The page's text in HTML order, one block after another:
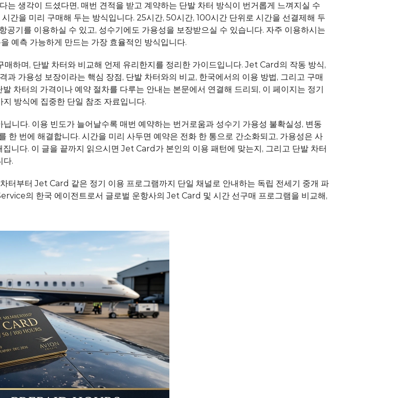
는 생각이 드셨다면, 매번 견적을 받고 계약하는 단발 차터 방식이 번거롭게 느껴지실 수
간을 미리 구매해 두는 방식입니다. 25시간, 50시간, 100시간 단위로 시간을 선결제해 두
공기를 이용하실 수 있고, 성수기에도 가용성을 보장받으실 수 있습니다. 자주 이용하시는
예측 가능하게 만드는 가장 효율적인 방식입니다.
하며, 단발 차터와 비교해 언제 유리한지를 정리한 가이드입니다. Jet Card의 작동 방식,
과 가용성 보장이라는 핵심 장점, 단발 차터와의 비교, 한국에서의 이용 방법, 그리고 구매
차터의 가격이나 예약 절차를 다루는 안내는 본문에서 연결해 드리되, 이 페이지는 정기
방식에 집중한 단일 참조 자료입니다.
니다. 이용 빈도가 늘어날수록 매번 예약하는 번거로움과 성수기 가용성 불확실성, 변동
한 번에 해결합니다. 시간을 미리 사두면 예약은 전화 한 통으로 간소화되고, 가용성은 사
니다. 이 글을 끝까지 읽으시면 Jet Card가 본인의 이용 패턴에 맞는지, 그리고 단발 차터
다.
터부터 Jet Card 같은 정기 이용 프로그램까지 단일 채널로 안내하는 독립 전세기 중개 파
의 한국 에이전트로서 글로벌 운항사의 Jet Card 및 시간 선구매 프로그램을 비교해,